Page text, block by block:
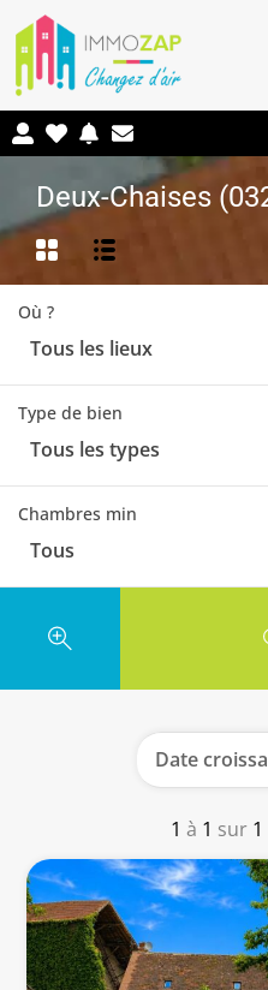
Deux-Chaises
Où ?
Tous les lieux
Type de bien
Tous les types
Chambres min
Tous
1 à 1 sur 1
Date